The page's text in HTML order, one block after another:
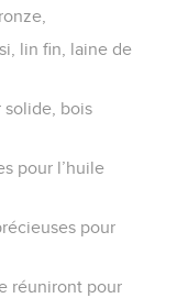
lin fin, laine de
solide, bois
pour l’huile
pour
réuniront pour